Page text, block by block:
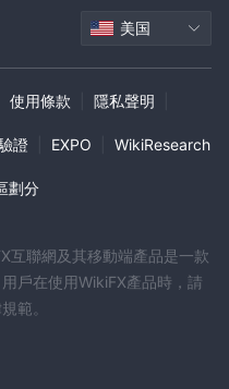
美国
使用條款 隱私聲明
證 EXPO WikiResearch
劃分
互聯網及其移動端產品是一款
戶在使用WikiFX產品時，請
範。